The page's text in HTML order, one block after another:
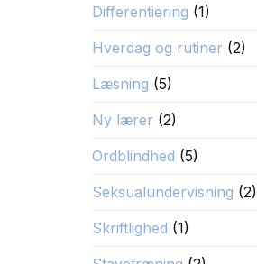
Differentiering (1)
Hverdag og rutiner (2)
Læsning (5)
Ny lærer (2)
Ordblindhed (5)
Seksualundervisning (2)
Skriftlighed (1)